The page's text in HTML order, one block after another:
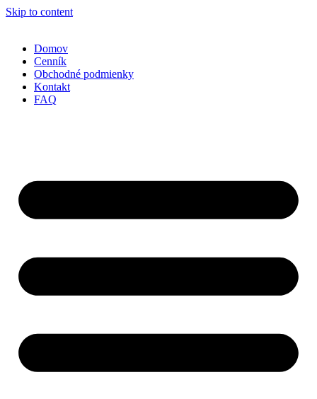
Skip to content
Domov
Cenník
Obchodné podmienky
Kontakt
FAQ